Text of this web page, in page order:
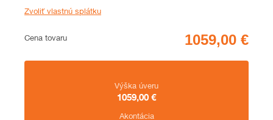
Zvoliť vlastnú splátku
Cena
Cena tovaru
Zhrnutie
Výška úveru
1059,00 €
Akontácia